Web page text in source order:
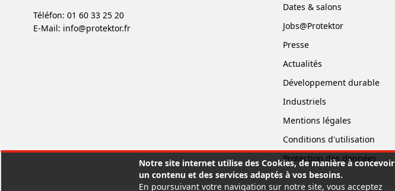
Notre site internet utilise des Cookies, de manière à concevoir
un contenu et des services adaptés à vos besoins.
En poursuivant votre navigation sur notre site, vous acceptez
Téléfon: 01 60 33 25 20
E-Mail: info@protektor.fr
Dates & salons
Jobs@Protektor
Presse
Actualités
Développement durable
Industriels
Mentions légales
Conditions d'utilisation
Protection des données